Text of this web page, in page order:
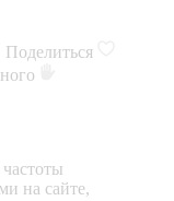
Поделиться
на сайте,